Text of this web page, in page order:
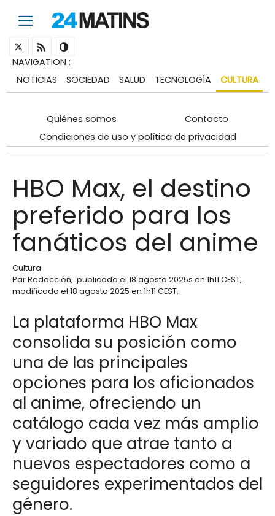
NAVIGATION :
NOTICIAS
SOCIEDAD SALUD TECNOLOGÍA CULTURA
Quiénes somos
Contacto
Condiciones de uso y política de privacidad
HBO Max, el destino
preferido para los
fanáticos del anime
Cultura
ParRedacción, publicado el 18 agosto 2025s en 1h11 CEST,
modificado el 18 agosto 2025 en 1h11 CEST.
La plataforma HBO Max
consolida su posición como
una de las principales
opciones para los aficionados
al anime, ofreciendo un
catálogo cada vez más amplio
y variado que atrae tanto a
nuevos espectadores como a
seguidores experimentados del
género.